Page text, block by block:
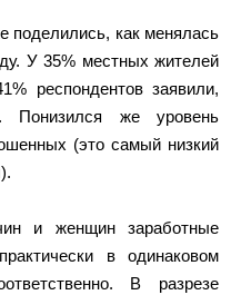
поделились, как менялась
У 35% местных жителей
респондентов заявили,
Понизился же уровень
(это самый низкий
и женщин заработные
в одинаковом
В разрезе